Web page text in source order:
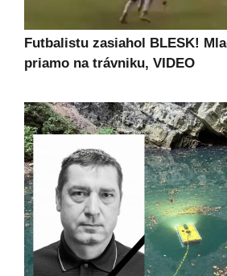
Futbalistu zasiahol BLESK!
priamo na trávniku, VIDEO